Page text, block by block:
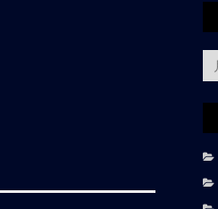
ー
カ